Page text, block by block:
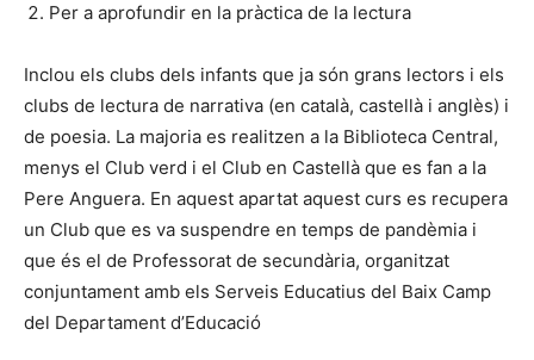
Per a aprofundir en la pràctica de la lectura
Inclou els clubs dels infants que ja són grans lectors i els
clubs de lectura de narrativa (en català, castellà i anglès) i
de poesia. La majoria es realitzen a la Biblioteca Central,
menys el Club verd i el Club en Castellà que es fan a la
Pere Anguera. En aquest apartat aquest curs es recupera
un Club que es va suspendre en temps de pandèmia i
que és el de Professorat de secundària, organitzat
conjuntament amb els Serveis Educatius del Baix Camp
del Departament d’Educació